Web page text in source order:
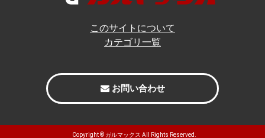
このサイトについて
カテゴリ一覧
お問い合わせ
Copyright © ガルマックス All Rights Reserved.